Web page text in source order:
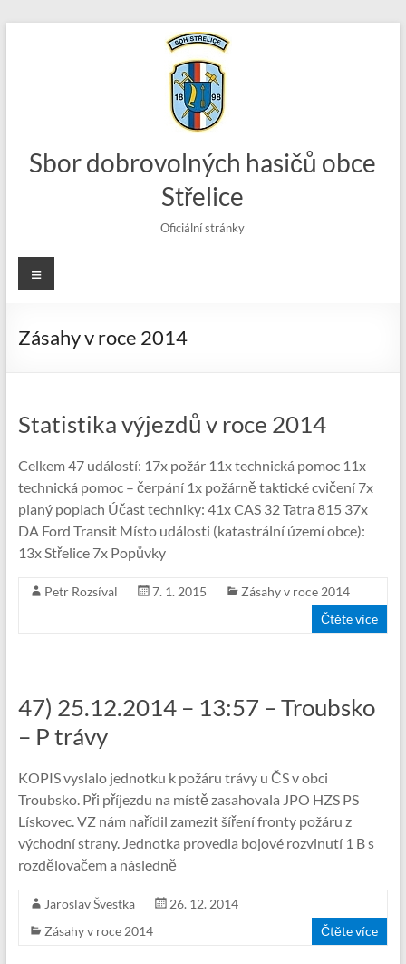
Sbor dobrovolných hasičů obce
Střelice
Oficiální stránky
Menu
Zásahy v roce 2014
Statistika výjezdů v roce 2014
Celkem 47 událostí: 17x požár 11x technická pomoc 11x
technická pomoc – čerpání 1x požárně taktické cvičení 7x
planý poplach Účast techniky: 41x CAS 32 Tatra 815 37x
DA Ford Transit Místo události (katastrální území obce):
13x Střelice 7x Popůvky
Petr Rozsíval 7. 1. 2015
Zásahy v roce 2014
Čtěte více
47) 25.12.2014 – 13:57 – Troubsko
– P trávy
KOPIS vyslalo jednotku k požáru trávy u ČS v obci
Troubsko. Při příjezdu na místě zasahovala JPO HZS PS
Lískovec. VZ nám nařídil zamezit šíření fronty požáru z
východní strany. Jednotka provedla bojové rozvinutí 1 B s
rozdělovačem a následně
Jaroslav Švestka
26. 12. 2014
Zásahy v roce 2014
Čtěte více